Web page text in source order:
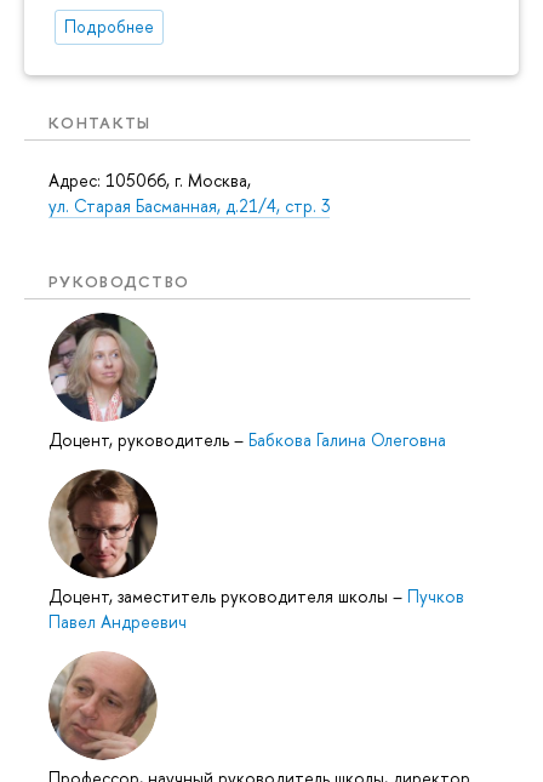
Подробнее
КОНТАКТЫ
Адрес: 105066, г. Москва,
ул. Старая Басманная, д.21/4, стр. 3
РУКОВОДСТВО
Доцент, руководитель – Бабкова Галина Олеговна
Доцент, заместитель руководителя школы – Пучков
Павел Андреевич